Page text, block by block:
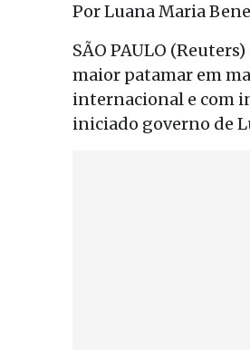
Por Luana Maria
SÃO PAULO
maior patamar em
internacional e com
iniciado governo de